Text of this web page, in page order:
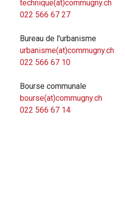
technique(at)commugny.ch
022 566 67 27
Bureau de l'urbanisme
urbanisme(at)commugny.ch
022 566 67 10
Bourse communale
bourse(at)commugny.ch
022 566 67 14